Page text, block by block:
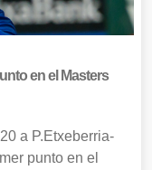
en el Masters
a P.Etxeberria-
punto en el